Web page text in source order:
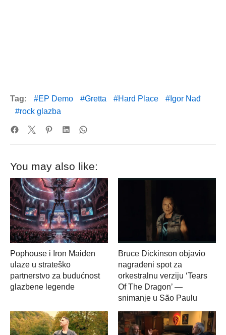
Tag: EP Demo Gretta Hard Place
Igor Nađ
rock glazba
You may also like:
Pophouse i Iron Maiden
ulaze u strateško
partnerstvo za budućnost
glazbene legende
Bruce Dickinson objavio
nagrađeni spot za
orkestralnu verziju ‘Tears
Of The Dragon’ —
snimanje u São Paulu